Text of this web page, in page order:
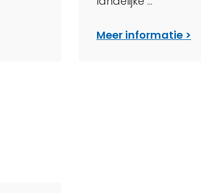
Meer informatie